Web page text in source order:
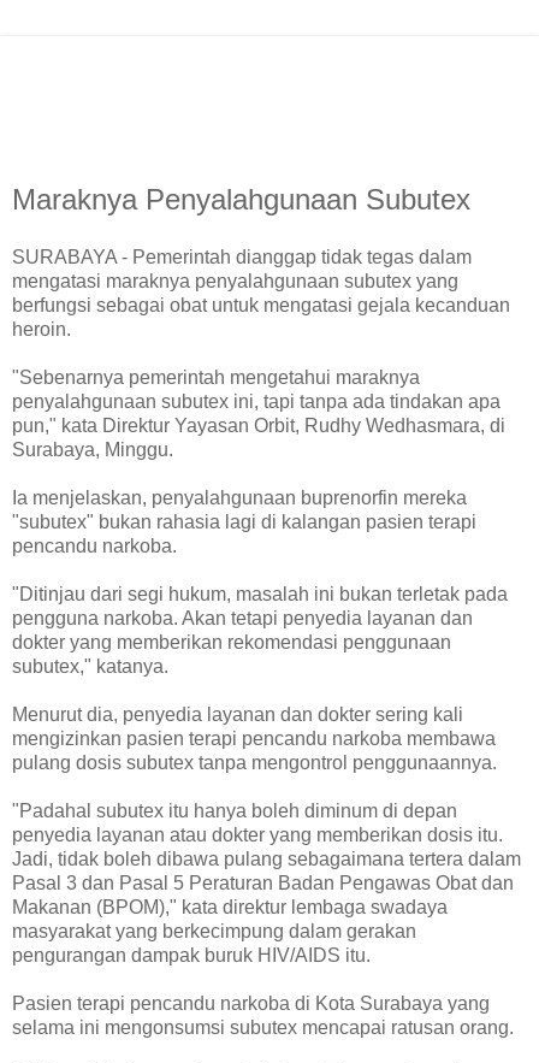
Maraknya Penyalahgunaan Subutex
SURABAYA - Pemerintah dianggap tidak tegas dalam
mengatasi maraknya penyalahgunaan subutex yang
berfungsi sebagai obat untuk mengatasi gejala kecanduan
heroin.
"Sebenarnya pemerintah mengetahui maraknya
penyalahgunaan subutex ini, tapi tanpa ada tindakan apa
pun," kata Direktur Yayasan Orbit, Rudhy Wedhasmara, di
Surabaya, Minggu.
Ia menjelaskan, penyalahgunaan buprenorfin mereka
"subutex" bukan rahasia lagi di kalangan pasien terapi
pencandu narkoba.
"Ditinjau dari segi hukum, masalah ini bukan terletak pada
pengguna narkoba. Akan tetapi penyedia layanan dan
dokter yang memberikan rekomendasi penggunaan
subutex," katanya.
Menurut dia, penyedia layanan dan dokter sering kali
mengizinkan pasien terapi pencandu narkoba membawa
pulang dosis subutex tanpa mengontrol penggunaannya.
"Padahal subutex itu hanya boleh diminum di depan
penyedia layanan atau dokter yang memberikan dosis itu.
Jadi, tidak boleh dibawa pulang sebagaimana tertera dalam
Pasal 3 dan Pasal 5 Peraturan Badan Pengawas Obat dan
Makanan (BPOM)," kata direktur lembaga swadaya
masyarakat yang berkecimpung dalam gerakan
pengurangan dampak buruk HIV/AIDS itu.
Pasien terapi pencandu narkoba di Kota Surabaya yang
selama ini mengonsumsi subutex mencapai ratusan orang.